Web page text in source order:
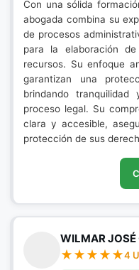
Con una sólida
abogada combina su
de procesos
para la elaboración
recursos. Su enfoque
garantizan una
brindando
proceso legal. Su
clara y accesible,
protección de sus
WILMAR JOSÉ
4